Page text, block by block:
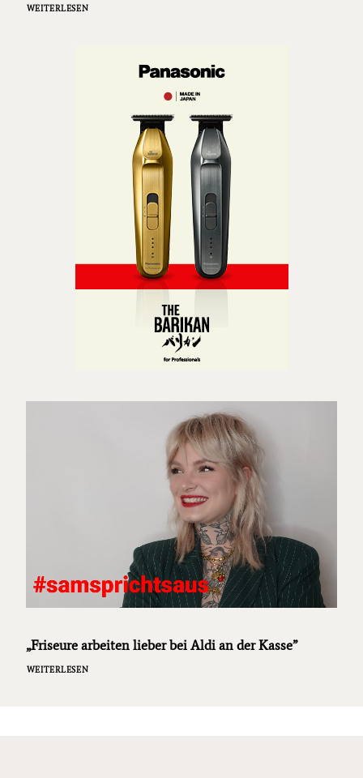
WEITERLESEN
„Friseure arbeiten lieber bei Aldi an der Kasse”
WEITERLESEN